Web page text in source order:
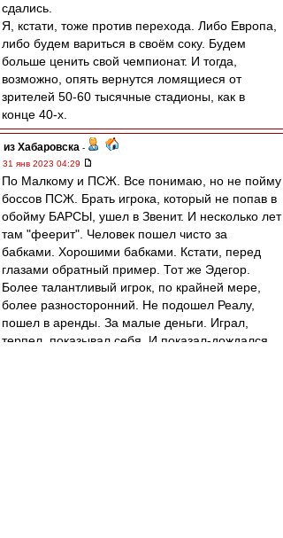
сдались.
Я, кстати, тоже против перехода. Либо Европа,
либо будем вариться в своём соку. Будем
больше ценить свой чемпионат. И тогда,
возможно, опять вернутся ломящиеся от
зрителей 50-60 тысячные стадионы, как в
конце 40-х.
из Хабаровска -
31 янв 2023 04:29
По Малкому и ПСЖ. Все понимаю, но не пойму
боссов ПСЖ. Брать игрока, который не попав в
обойму БАРСЫ, ушел в Звенит. И несколько лет
там "феерит". Человек пошел чисто за
бабками. Хорошими бабками. Кстати, перед
глазами обратный пример. Тот же Эдегор.
Более талантливый игрок, по крайней мере,
более разносторонний. Не подошел Реалу,
пошел в аренды. За малые деньги. Играл,
терпел, показывал себя. И показал-дождался.